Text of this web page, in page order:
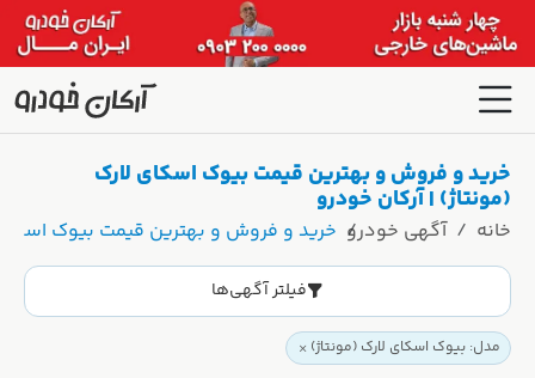
خرید و فروش و بهترین قیمت بیوک اسکای لارک
(مونتاژ) | آرکان خودرو
خانه آگهی خودرو خرید و فروش و بهترین قیمت بیوک اسکای
فیلتر آگهی‌ها
مدل: بیوک اسکای لارک (مونتاژ)